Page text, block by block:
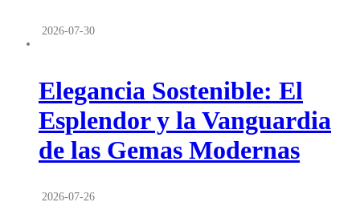
2026-07-30
Elegancia Sostenible: El
Esplendor y la Vanguardia
de las Gemas Modernas
2026-07-26